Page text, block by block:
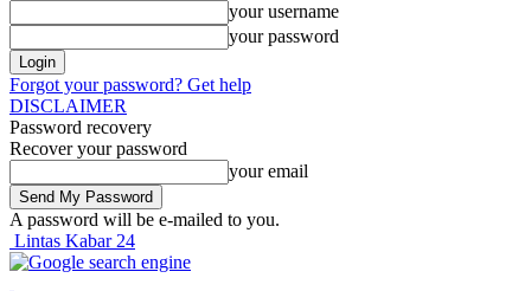
your username
your password
Forgot your password? Get help
DISCLAIMER
Password recovery
Recover your password
your email
A password will be e-mailed to you.
Lintas Kabar 24